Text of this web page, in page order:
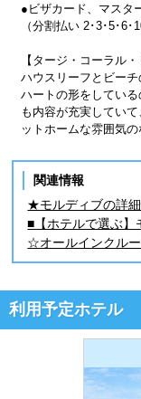
●ビザカード、マスタ
（分割払い 2･3･5･6･
【タージ・コーラル
ハウスリーフとビー
ハートの形をしてい
も内容が充実してい
ットホームな雰囲気
関連情報
★モルディブの詳細
■【ホテルで選ぶ】
☆オールインクルー
利用予定ホテル